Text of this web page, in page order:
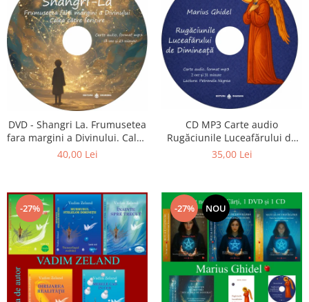
DVD - Shangri La. Frumusetea
fara margini a Divinului. Calea
catre fericire
40,00 Lei
CD MP3 Carte audio
Rugăciunile Luceafărului de
dimineață
35,00 Lei
-27% -27% NOU